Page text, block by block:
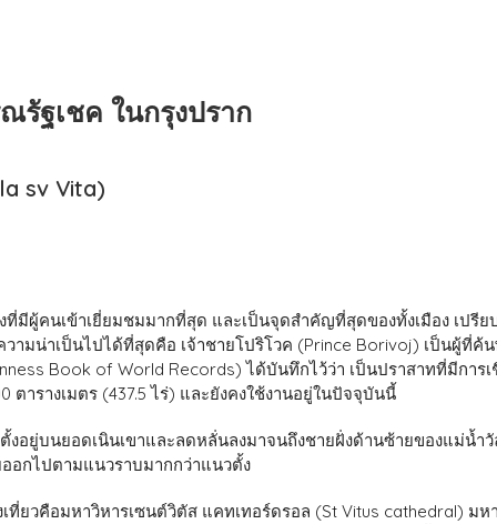
รัฐเชค ในกรุงปราก
sv Vita)
มีผู้คนเข้าเยี่ยมชมมากที่สุด และเป็นจุดสำคัญที่สุดของทั้งเมือง เปรี
มน่าเป็นไปได้ที่สุดคือ เจ้าชายโปริโวค (Prince Borivoj) เป็นผู้ที่ค้น
Book of World Records) ได้บันทึกไว้ว่า เป็นปราสาทที่มีกา
ารางเมตร (437.5 ไร่) และยังคงใช้งานอยู่ในปัจจุบันนี้
อยู่บนยอดเนินเขาและลดหลั่นลงมาจนถึงชายฝั่งด้านซ้ายของแม่น้
ออกไปตามแนวราบมากกว่าแนวตั้ง
ยวคือมหาวิหารเซนต์วิตัส แคทเทอร์ดรอล (St Vitus cathedral) มห